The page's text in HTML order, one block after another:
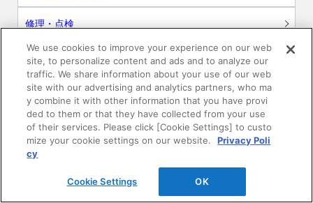
修理・点検
お問い合わせ
ログイン
建築・設計関係者様向けサイト
ユーザー登録サービス
WEB見積システム
We use cookies to improve your experience on our web
site, to personalize content and ads and to analyze our
traffic. We share information about your use of our web
site with our advertising and analytics partners, who ma
y combine it with other information that you have provi
ded to them or that they have collected from your use
of their services. Please click [Cookie Settings] to custo
mize your cookie settings on our website.
Privacy Poli
cy
Cookie Settings OK